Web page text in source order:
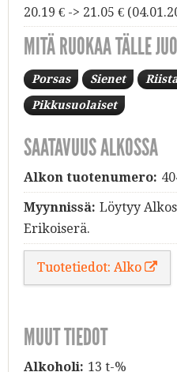
20.19 € -> 21.05 €
MITÄ RUOKAA TÄLLE
Porsas Sienet
Pikkusuolaiset
SAATAVUUS ALKOSSA
Alkon tuotenumero:
Myynnissä: Löytyy
Erikoiserä.
Tuotetiedot: Alko
MUUT TIEDOT
Alkoholi: 13 t-%